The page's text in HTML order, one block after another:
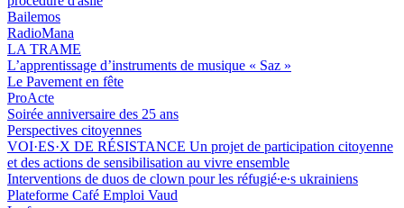
Bailemos
RadioMana
LA TRAME
L’apprentissage d’instruments de musique « Saz »
Le Pavement en fête
ProActe
Soirée anniversaire des 25 ans
Perspectives citoyennes
VOI·ES·X DE RÉSISTANCE Un projet de participation citoyenne
et des actions de sensibilisation au vivre ensemble
Interventions de duos de clown pour les réfugié∙e∙s ukrainiens
Plateforme Café Emploi Vaud